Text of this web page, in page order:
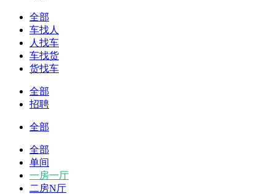
全部
车找人
人找车
车找货
货找车
全部
招聘
全部
全部
单间
一房一厅
二房N厅